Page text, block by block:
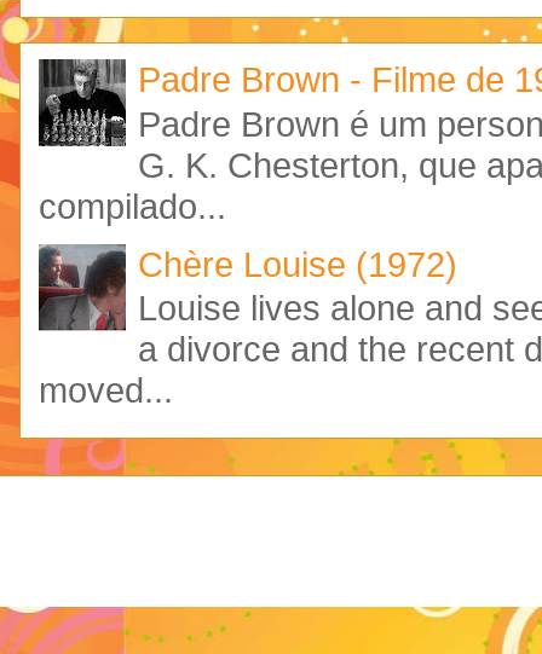
Padre Brown - Filme de
Padre Brown é um
G. K. Chesterton, que
compilado...
Chère Louise (1972)
Louise lives alone and
a divorce and the recent
moved...